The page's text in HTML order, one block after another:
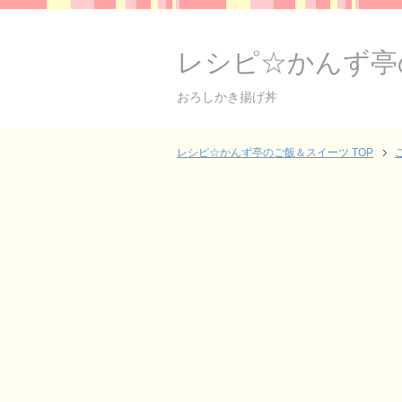
レシピ☆かんず
おろしかき揚げ丼
レシピ☆かんず亭のご飯＆スイーツ TOP